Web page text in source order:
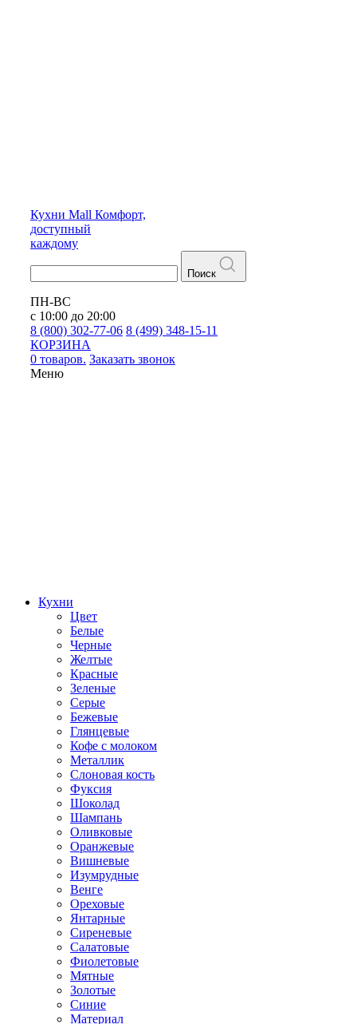
Кухни Mall Комфорт,
доступный
каждому
Поиск
ПН-ВС
с 10:00 до 20:00
8 (800) 302-77-06 8 (499) 348-15-11
КОРЗИНА
0 товаров. Заказать звонок
Меню
Кухни
Цвет
Белые
Черные
Желтые
Красные
Зеленые
Серые
Бежевые
Глянцевые
Кофе с молоком
Металлик
Слоновая кость
Фуксия
Шоколад
Шампань
Оливковые
Оранжевые
Вишневые
Изумрудные
Венге
Ореховые
Янтарные
Сиреневые
Салатовые
Фиолетовые
Мятные
Золотые
Синие
Материал